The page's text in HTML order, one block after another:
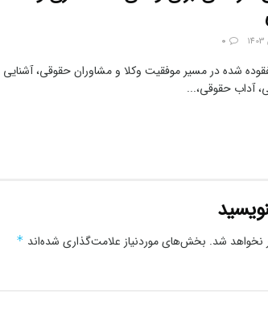
شده در مسیر موفقیت وکلا و مشاوران حقوقی، آشنایی
آداب حقوقی،...
نخواهد شد. بخش‌های موردنیاز علامت‌گذاری شده‌اند *